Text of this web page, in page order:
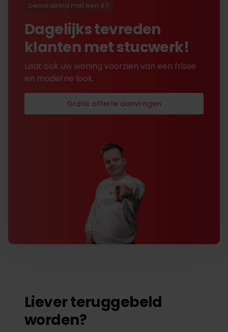
beoordeeld met een 9.7
Dagelijks tevreden
klanten met stucwerk!
Laat ook uw woning voorzien van een frisse
en moderne look.
Gratis offerte aanvragen
Liever teruggebeld
worden?